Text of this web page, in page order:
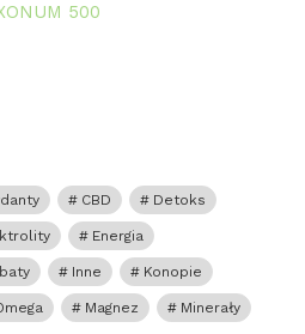
500
CBD Detoks
Energia
Inne Konopie
Magnez Minerały